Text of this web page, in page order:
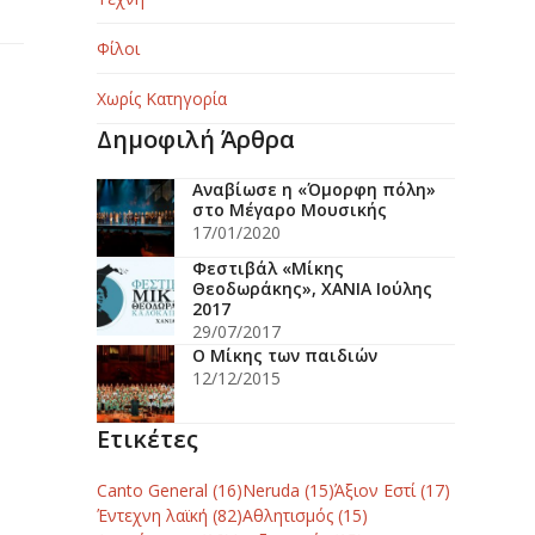
Φίλοι
Χωρίς Κατηγορία
Δημοφιλή Άρθρα
Αναβίωσε η «Όμορφη πόλη»
στο Μέγαρο Μουσικής
17/01/2020
Φεστιβάλ «Μίκης
Θεοδωράκης», ΧΑΝΙΑ Ιούλης
2017
29/07/2017
Ο Μίκης των παιδιών
12/12/2015
Ετικέτες
Canto General (16)Neruda (15)Άξιον Εστί(17)
Έντεχνη λαϊκή (82)Αθλητισμός(15)